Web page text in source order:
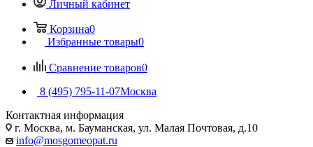
Личный кабинет
Корзина0
Избранные товары0
Сравнение товаров0
8 (495) 795-11-07Москва
Контактная информация
г. Москва, м. Бауманская, ул. Малая Почтовая, д.10
info@mosgomeopat.ru